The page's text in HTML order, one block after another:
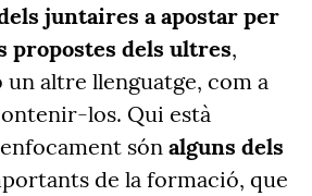
juntaires a apostar per
propostes dels ultres,
un altre llenguatge, com a
los. Qui està
són alguns dels
de la formació, que